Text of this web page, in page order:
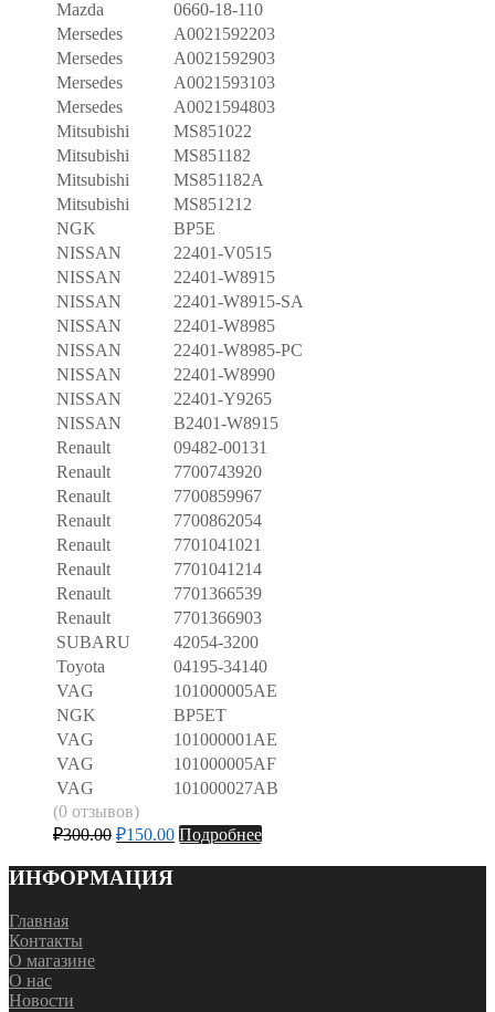
Mazda
0660-18-110
Mersedes
A0021592203
Mersedes
A0021592903
Mersedes
A0021593103
Mersedes
A0021594803
Mitsubishi
MS851022
Mitsubishi
MS851182
Mitsubishi
MS851182A
Mitsubishi
MS851212
NGK
BP5E
NISSAN
22401-V0515
NISSAN
22401-W8915
NISSAN
22401-W8915-SA
NISSAN
22401-W8985
NISSAN
22401-W8985-PC
NISSAN
22401-W8990
NISSAN
22401-Y9265
NISSAN
B2401-W8915
Renault
09482-00131
Renault
7700743920
Renault
7700859967
Renault
7700862054
Renault
7701041021
Renault
7701041214
Renault
7701366539
Renault
7701366903
SUBARU
42054-3200
Toyota
04195-34140
VAG
101000005AE
NGK
BP5ET
VAG
101000001AE
VAG
101000005AF
VAG
101000027AB
(0 отзывов)
₽300.00 ₽150.00 Подробнее
ИНФОРМАЦИЯ
Главная
Контакты
О магазине
О нас
Новости